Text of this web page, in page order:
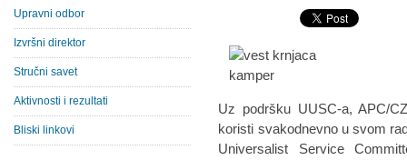
Uz podršku UUSC-a, APC/
koristi svakodnevno u svom
Universalist Service
Upravni odbor
Izvršni direktor
Stručni savet
Aktivnosti i rezultati
Bliski linkovi